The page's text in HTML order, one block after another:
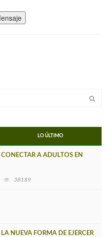
LO ÚLTIMO
A ADULTOS EN
38189
LA NUEVA FORMA DE EJERCER